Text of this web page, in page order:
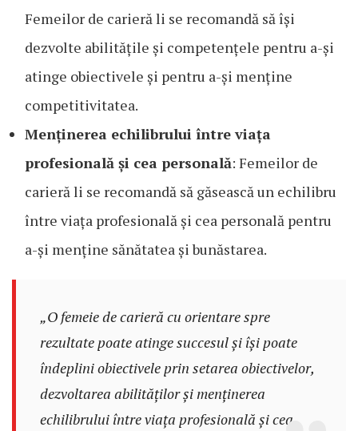
Femeilor de carieră li se recomandă să își
dezvolte abilitățile și competențele pentru a-și
atinge obiectivele și pentru a-și menține
competitivitatea.
Menținerea echilibrului între viața
profesională și cea personală: Femeilor de
carieră li se recomandă să găsească un echilibru
între viața profesională și cea personală pentru
a-și menține sănătatea și bunăstarea.
„O femeie de carieră cu orientare spre
rezultate poate atinge succesul și își poate
îndeplini obiectivele prin setarea obiectivelor,
dezvoltarea abilităților și menținerea
echilibrului între viața profesională și cea